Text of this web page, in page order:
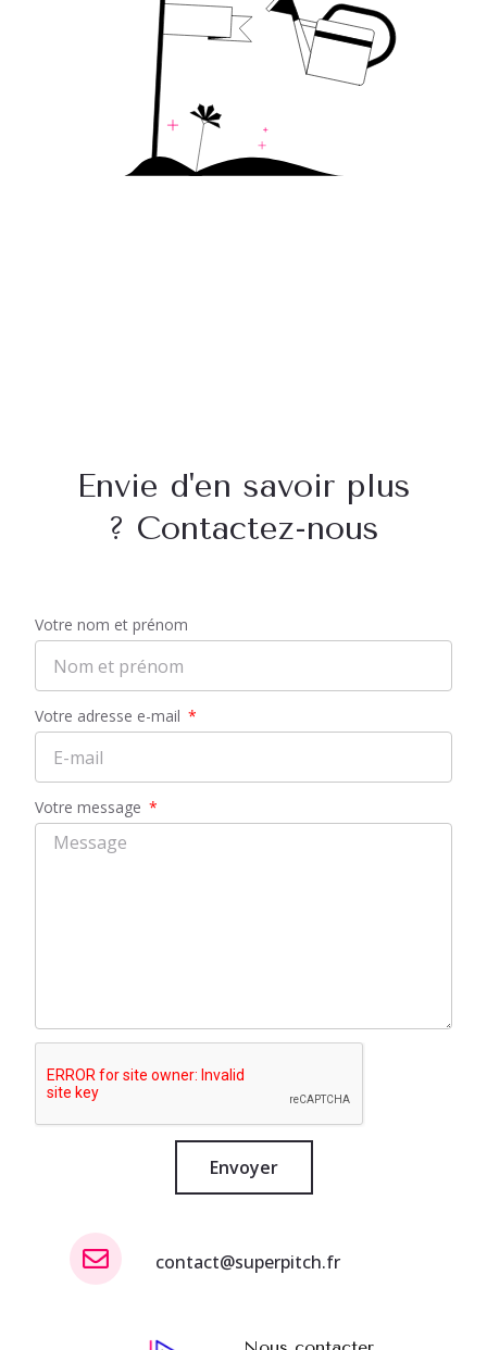
Envie d'en savoir plus
? Contactez-nous
Votre nom et prénom
Votre adresse e-mail
Votre message
Envoyer
contact@superpitch.fr